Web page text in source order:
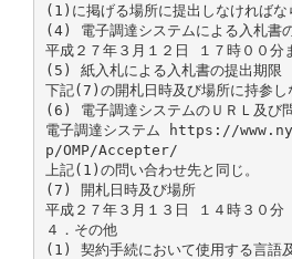
(1)に掲げる場所に提出しなければな
(4) 電子調達システムによる入札書
平成２７年３月１２日 １７時００分
(5) 紙入札による入札書の提出期限
下記(7)の開札日時及び場所に持参し
(6) 電子調達システムのＵＲＬ及び
電子調達システム https://
p/OMP/Accepter/
上記(1)の問い合わせ先と同じ。
(7) 開札日時及び場所
平成２７年３月１３日 １４時３０分
４．その他
(1) 契約手続において使用する言語